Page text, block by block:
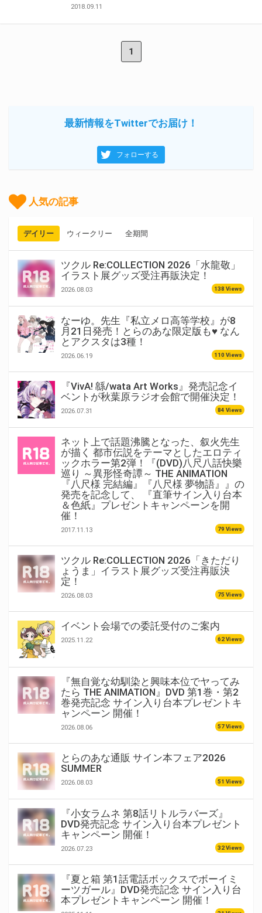
2018.09.11
1
最新情報をTwitterでお届け！
フォローする
人気の記事
デイリー ウィークリー 全期間
ツクル Re:COLLECTION 2026「水龍敬」
イラスト展グッズ受注再販決定！
2026.08.03 138 Views
なーゆ。先生『私立メロ高等学校』が8
月21日発売！とらのあな限定版も♥ なん
とアクスタは3種！
2026.06.19 110 Views
『VivA! 緜/wata Art Works』発売記念イ
ベントが秋葉原ラジオ会館で開催決定！
2026.07.31 84 Views
ネット上で話題沸騰となった、叙火先生
が描く 都市伝説をテーマとしたエロティ
ックホラー第2弾！『(DVD)八尺八話快樂
巡り ～異形怪奇譚～ THE ANIMATION
『八尺様 完結編』『八尺様 夢物語』』の
発売を記念して、 『直筆サイン入り台本
＆色紙』プレゼントキャンペーンを開
催！
2017.11.13 79 Views
ツクル Re:COLLECTION 2026「きただり
ょうま」イラスト展グッズ受注再販決
定！
2026.08.03 75 Views
イベント会場での委託受付のご案内
2025.11.22 62 Views
『無自覚な幼馴染と興味本位でヤってみ
たら THE ANIMATION』DVD 第1巻・第2
巻発売記念 サイン入り台本プレゼントキ
ャンペーン 開催！
2026.08.06 57 Views
とらのあな通販 サイン本フェア2026
SUMMER
2026.08.03 51 Views
『小女ラムネ 第8話リトルラバーズ』
DVD発売記念 サイン入り台本プレゼント
キャンペーン 開催！
2026.07.23 32 Views
『夏と箱 第1話電話ボックスでボーイミ
ーツガール』DVD発売記念 サイン入り台
本プレゼントキャンペーン 開催！